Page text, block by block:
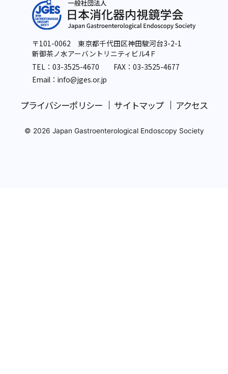
〒101-0062 東京都千代田区神田駿河台3-2-1
新御茶ノ水アーバントリニティビル4Ｆ
TEL：03-3525-4670 FAX：03-3525-4677
Email：info@jges.or.jp
プライバシーポリシー サイトマップ アクセス
© 2026 Japan Gastroenterological Endoscopy Society